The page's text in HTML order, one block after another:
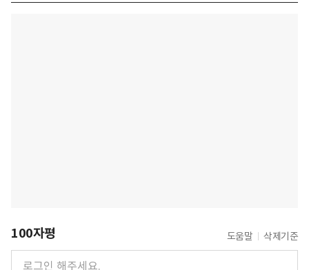
100자평 도움말 삭제기준